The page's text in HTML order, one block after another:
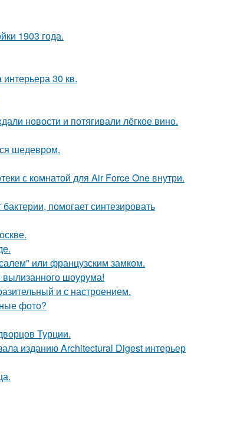
1903 года.
30 кв.
новости и потягивали лёгкое вино.
шедевром.
с комнатой для Air Force One внутри.
помогает синтезировать
или французским замком.
шоурума!
и с настроением.
фото?
Турции.
изданию Architectural Digest интерьер